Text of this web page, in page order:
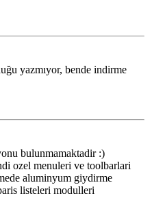
yazmıyor, bende indirme
bulunmamaktadir :)
ozel menuleri ve toolbarlari
aluminyum giydirme
listeleri modulleri